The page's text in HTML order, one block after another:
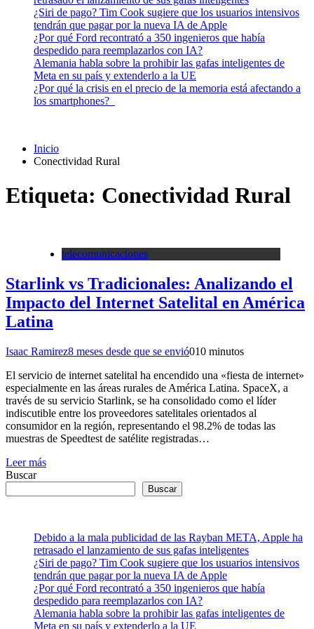
¿Siri de pago? Tim Cook sugiere que los usuarios intensivos
tendrán que pagar por la nueva IA de Apple
¿Por qué Ford recontrató a 350 ingenieros que había
despedido para reemplazarlos con IA?
Alemania habla sobre la prohibir las gafas inteligentes de
Meta en su país y extenderlo a la UE
¿Por qué la crisis en el precio de la memoria está afectando a
los smartphones?
Inicio
Conectividad Rural
Etiqueta: Conectividad Rural
telecomunicaciones
Starlink vs Tradicionales: Analizando el
Impacto del Internet Satelital en América
Latina
Isaac Ramirez8 meses desde que se envió010 minutos
El servicio de internet satelital ha encendido una «fiesta de internet»
especialmente en las áreas rurales de América Latina. SpaceX, a
través de su servicio Starlink, se ha consolidado como el líder
indiscutible entre los proveedores satelitales orientados al
consumidor en la región, representando el 98.2% de todas las
muestras de Speedtest de satélite registradas…
Leer más
Buscar
Buscar
Debido a la mala publicidad de las Rayban META, Apple ha
retrasado el lanzamiento de sus gafas inteligentes
¿Siri de pago? Tim Cook sugiere que los usuarios intensivos
tendrán que pagar por la nueva IA de Apple
¿Por qué Ford recontrató a 350 ingenieros que había
despedido para reemplazarlos con IA?
Alemania habla sobre la prohibir las gafas inteligentes de
Meta en su país y extenderlo a la UE